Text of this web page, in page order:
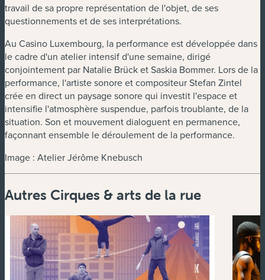
travail de sa propre représentation de l'objet, de ses
questionnements et de ses interprétations.
Au Casino Luxembourg, la performance est développée dans
le cadre d'un atelier intensif d'une semaine, dirigé
conjointement par Natalie Brück et Saskia Bommer. Lors de la
performance, l'artiste sonore et compositeur Stefan Zintel
crée en direct un paysage sonore qui investit l'espace et
intensifie l'atmosphère suspendue, parfois troublante, de la
situation. Son et mouvement dialoguent en permanence,
façonnant ensemble le déroulement de la performance.
Image : Atelier Jérôme Knebusch
Autres Cirques & arts de la rue